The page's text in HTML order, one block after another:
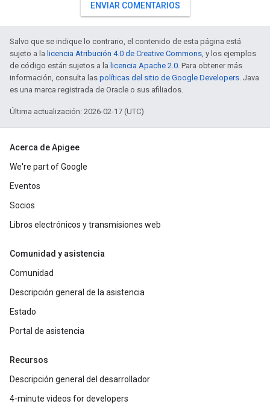
ENVIAR COMENTARIOS
Salvo que se indique lo contrario, el contenido de esta página está
sujeto a la licencia Atribución 4.0 de Creative Commons, y los ejemplos
de código están sujetos a la licencia Apache 2.0. Para obtener más
información, consulta las políticas del sitio de Google Developers. Java
es una marca registrada de Oracle o sus afiliados.
Última actualización: 2026-02-17 (UTC)
Acerca de Apigee
We're part of Google
Eventos
Socios
Libros electrónicos y transmisiones web
Comunidad y asistencia
Comunidad
Descripción general de la asistencia
Estado
Portal de asistencia
Recursos
Descripción general del desarrollador
4-minute videos for developers